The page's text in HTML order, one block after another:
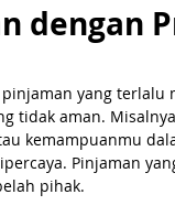
dengan
yang
tidak aman.
kemampuanmu
Pinjaman
pihak.